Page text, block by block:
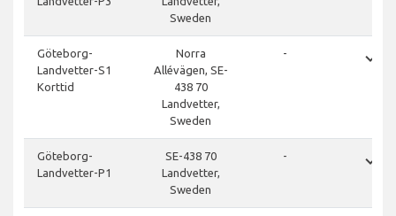
Sweden
Göteborg-
Landvetter-S1
Korttid
Norra
Allévägen, SE-
438 70
Landvetter,
Sweden
- done
Göteborg-
Landvetter-P1
SE-438 70
Landvetter,
Sweden
- done